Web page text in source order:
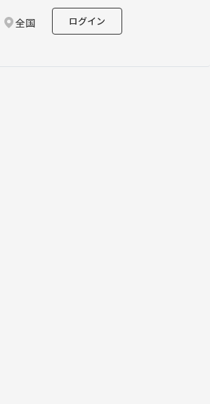
全国 ログイン